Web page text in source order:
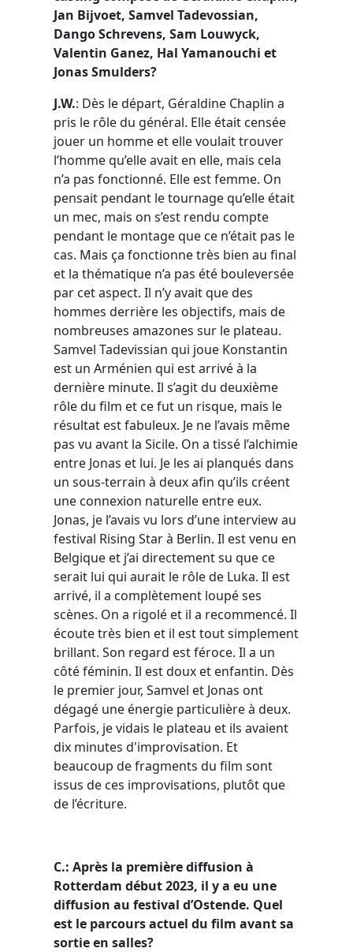
Jan Bijvoet, Samvel Tadevossian,
Dango Schrevens, Sam Louwyck,
Valentin Ganez, Hal Yamanouchi et
Jonas Smulders?
J.W.: Dès le départ, Géraldine Chaplin a
pris le rôle du général. Elle était censée
jouer un homme et elle voulait trouver
l’homme qu’elle avait en elle, mais cela
n’a pas fonctionné. Elle est femme. On
pensait pendant le tournage qu’elle était
un mec, mais on s’est rendu compte
pendant le montage que ce n’était pas le
cas. Mais ça fonctionne très bien au final
et la thématique n’a pas été bouleversée
par cet aspect. Il n’y avait que des
hommes derrière les objectifs, mais de
nombreuses amazones sur le plateau.
Samvel Tadevissian qui joue Konstantin
est un Arménien qui est arrivé à la
dernière minute. Il s’agit du deuxième
rôle du film et ce fut un risque, mais le
résultat est fabuleux. Je ne l’avais même
pas vu avant la Sicile. On a tissé l’alchimie
entre Jonas et lui. Je les ai planqués dans
un sous-terrain à deux afin qu’ils créent
une connexion naturelle entre eux.
Jonas, je l’avais vu lors d’une interview au
festival Rising Star à Berlin. Il est venu en
Belgique et j’ai directement su que ce
serait lui qui aurait le rôle de Luka. Il est
arrivé, il a complètement loupé ses
scènes. On a rigolé et il a recommencé. Il
écoute très bien et il est tout simplement
brillant. Son regard est féroce. Il a un
côté féminin. Il est doux et enfantin. Dès
le premier jour, Samvel et Jonas ont
dégagé une énergie particulière à deux.
Parfois, je vidais le plateau et ils avaient
dix minutes d'improvisation. Et
beaucoup de fragments du film sont
issus de ces improvisations, plutôt que
de l’écriture.
C.: Après la première diffusion à
Rotterdam début 2023, il y a eu une
diffusion au festival d’Ostende. Quel
est le parcours actuel du film avant sa
sortie en salles?